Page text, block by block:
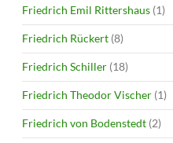
Friedrich Emil Rittershaus (1)
Friedrich Rückert (8)
Friedrich Schiller (18)
Friedrich Theodor Vischer (1)
Friedrich von Bodenstedt (2)